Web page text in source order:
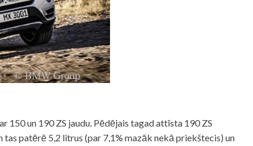
un 190 ZS jaudu. Pēdējais tagad attīsta 190 ZS
patērē 5,2 litrus (par 7,1% mazāk nekā priekštecis) un